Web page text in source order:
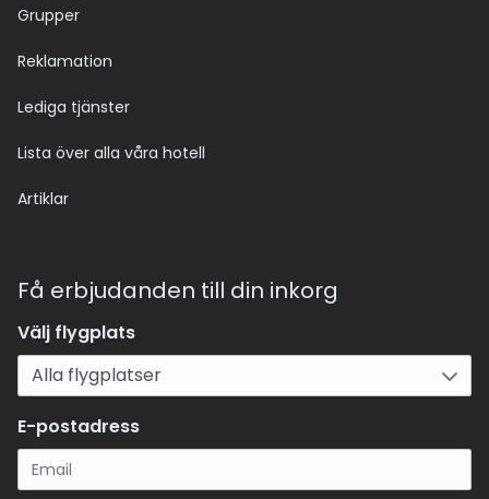
Grupper
Reklamation
Lediga tjänster
Lista över alla våra hotell
Artiklar
Få erbjudanden till din inkorg
Välj flygplats
E-postadress